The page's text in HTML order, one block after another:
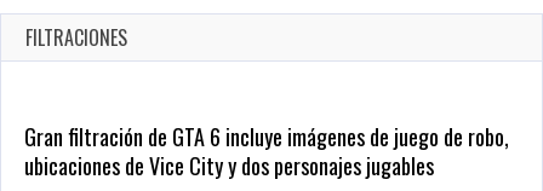
Oct 20, 2025
1386 Views
FILTRACIONES
Gran filtración de GTA 6 incluye imágenes de juego de robo,
ubicaciones de Vice City y dos personajes jugables